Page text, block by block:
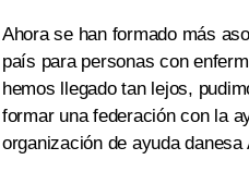
Ahora se han formado más
país para personas con
hemos llegado tan lejos,
formar una federación con la
organización de ayuda danesa